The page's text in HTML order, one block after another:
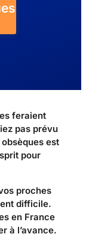
feraient
pas prévu
est
pour
proches
difficile.
en France
à l’avance.